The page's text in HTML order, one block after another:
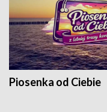
Piosenka od Ciebie